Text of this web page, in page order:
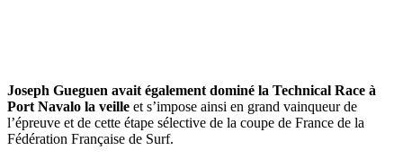
Joseph Gueguen avait également dominé la Technical Race à
Port Navalo la veille et s’impose ainsi en grand vainqueur de
l’épreuve et de cette étape sélective de la coupe de France de la
Fédération Française de Surf.